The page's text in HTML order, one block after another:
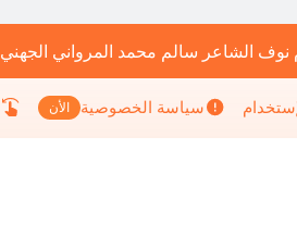
نوف الشاعر سالم محمد المرواني الجهني
سياسة الخصوصية الأن